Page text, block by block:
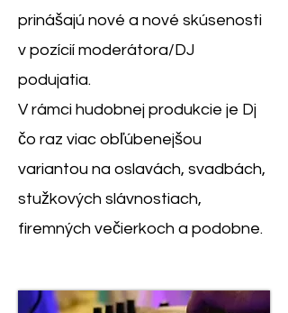
prinášajú nové a nové skúsenosti
v pozícií moderátora/DJ
podujatia.
V rámci hudobnej produkcie je Dj
čo raz viac obľúbenejšou
variantou na oslavách, svadbách,
stužkových slávnostiach,
firemných večierkoch a podobne.